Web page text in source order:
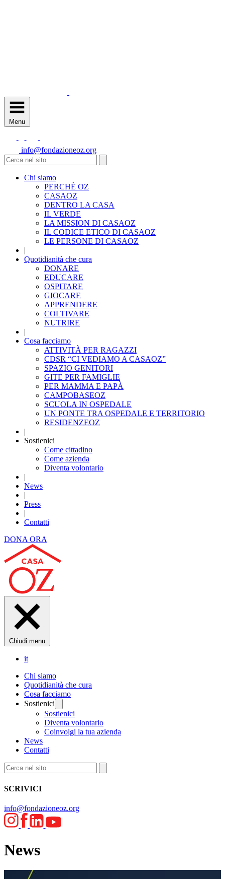
Menu
info@fondazioneoz.org
Chi siamo
PERCHÈ OZ
CASAOZ
DENTRO LA CASA
IL VERDE
LA MISSION DI CASAOZ
IL CODICE ETICO DI CASAOZ
LE PERSONE DI CASAOZ
|
Quotidianità che cura
DONARE
EDUCARE
OSPITARE
GIOCARE
APPRENDERE
COLTIVARE
NUTRIRE
|
Cosa facciamo
ATTIVITÀ PER RAGAZZI
CDSR “CI VEDIAMO A CASAOZ”
SPAZIO GENITORI
GITE PER FAMIGLIE
PER MAMMA E PAPÀ
CAMPOBASEOZ
SCUOLA IN OSPEDALE
UN PONTE TRA OSPEDALE E TERRITORIO
RESIDENZEOZ
|
Sostienici
Come cittadino
Come azienda
Diventa volontario
|
News
|
Press
|
Contatti
DONA ORA
Chiudi menu
it
Chi siamo
Quotidianità che cura
Cosa facciamo
Sostienici
Sostienici
Diventa volontario
Coinvolgi la tua azienda
News
Contatti
SCRIVICI
info@fondazioneoz.org
News